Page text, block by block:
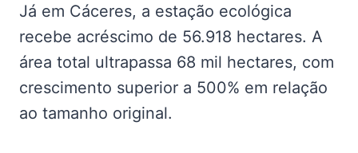
Já em Cáceres, a estação ecológica
recebe acréscimo de 56.918 hectares. A
área total ultrapassa 68 mil hectares, com
crescimento superior a 500% em relação
ao tamanho original.